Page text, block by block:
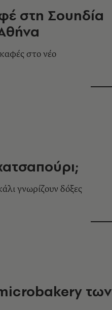
στη Σουηδία
στο νέο
γνωρίζουν δόξες
των